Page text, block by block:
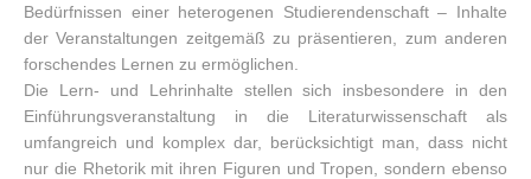
Bedürfnissen einer heterogenen Studierendenschaft – Inhalte
der Veranstaltungen zeitgemäß zu präsentieren, zum anderen
forschendes Lernen zu ermöglichen.
Die Lern- und Lehrinhalte stellen sich insbesondere in den
Einführungsveranstaltung in die Literaturwissenschaft als
umfangreich und komplex dar, berücksichtigt man, dass nicht
nur die Rhetorik mit ihren Figuren und Tropen, sondern ebenso